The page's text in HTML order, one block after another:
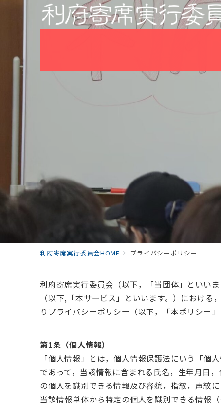
利府寄席実行委員会HOME プライバシーポリシー
利府寄席実行委員会（以下，「当団体」といい
（以下,「本サービス」といいます。）におけ
りプライバシーポリシー（以下，「本ポリシー」
第1条（個人情報）
「個人情報」とは，個人情報保護法にいう「個
であって，当該情報に含まれる氏名，生年月日
の個人を識別できる情報及び容貌，指紋，声紋
当該情報単体から特定の個人を識別できる情報（